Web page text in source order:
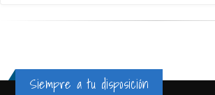
Siempre a tu disposición